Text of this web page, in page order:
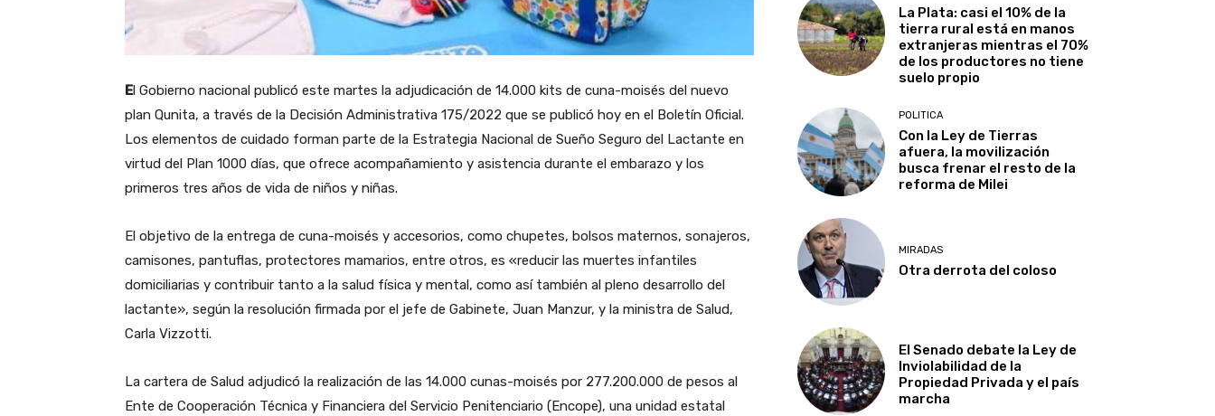
E l Gobierno nacional publicó este martes la adjudicación de 14.000 kits de cuna-moisés del nuevo
plan Qunita, a través de la Decisión Administrativa 175/2022 que se publicó hoy en el Boletín Oficial.
Los elementos de cuidado forman parte de la Estrategia Nacional de Sueño Seguro del Lactante en
virtud del Plan 1000 días, que ofrece acompañamiento y asistencia durante el embarazo y los
primeros tres años de vida de niños y niñas.
El objetivo de la entrega de cuna-moisés y accesorios, como chupetes, bolsos maternos, sonajeros,
camisones, pantuflas, protectores mamarios, entre otros, es «reducir las muertes infantiles
domiciliarias y contribuir tanto a la salud física y mental, como así también al pleno desarrollo del
lactante», según la resolución firmada por el jefe de Gabinete, Juan Manzur, y la ministra de Salud,
Carla Vizzotti.
La cartera de Salud adjudicó la realización de las 14.000 cunas-moisés por 277.200.000 de pesos al
Ente de Cooperación Técnica y Financiera del Servicio Penitenciario (Encope), una unidad estatal
La Plata: casi el 10% de la
tierra rural está en manos
extranjeras mientras el 70%
de los productores no tiene
suelo propio
POLITICA
Con la Ley de Tierras
afuera, la movilización
busca frenar el resto de la
reforma de Milei
MIRADAS
Otra derrota del coloso
El Senado debate la Ley de
Inviolabilidad de la
Propiedad Privada y el país
marcha